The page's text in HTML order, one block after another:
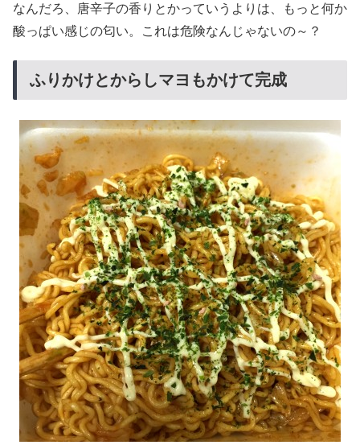
なんだろ、唐辛子の香りとかっていうよりは、もっと何か
酸っぱい感じの匂い。これは危険なんじゃないの～？
ふりかけとからしマヨもかけて完成